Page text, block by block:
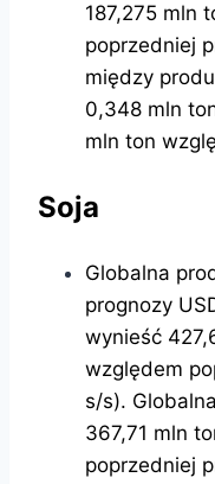
187,275 mln
poprzedniej
między
0,348 mln
mln ton
Soja
Globalna
prognozy
wynieść
względem
s/s).
367,71 mln
poprzedniej